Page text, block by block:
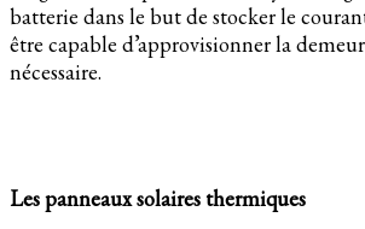
batterie dans le but de stocker le
être capable d’approvisionner la
nécessaire.
Les panneaux solaires thermiques